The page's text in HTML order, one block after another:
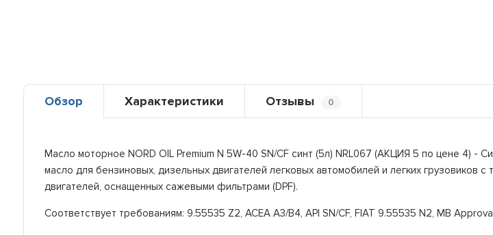
Обзор Характеристики Отзывы 0
Масло моторное NORD OIL Premium N 5W-40 SN/CF синт (5л) NRL067 (АКЦИЯ 5 по цене 4) -
масло для бензиновых, дизельных двигателей легковых автомобилей и легких
двигателей, оснащенных сажевыми фильтрами (DPF).
Соответствует требованиям: 9.55535 Z2, ACEA A3/B4, API SN/CF, FIAT 9.55535 N2, MB